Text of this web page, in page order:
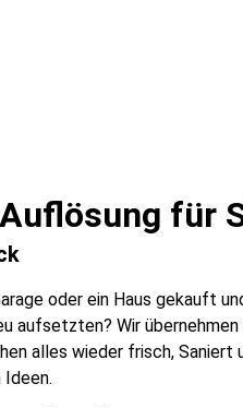
für
oder ein Haus gekauft
aufsetzten? Wir übernehmen
alles wieder frisch, Saniert
Ideen.